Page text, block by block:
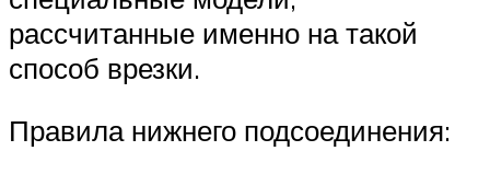
рассчитанные именно на такой
способ врезки.
Правила нижнего подсоединения: